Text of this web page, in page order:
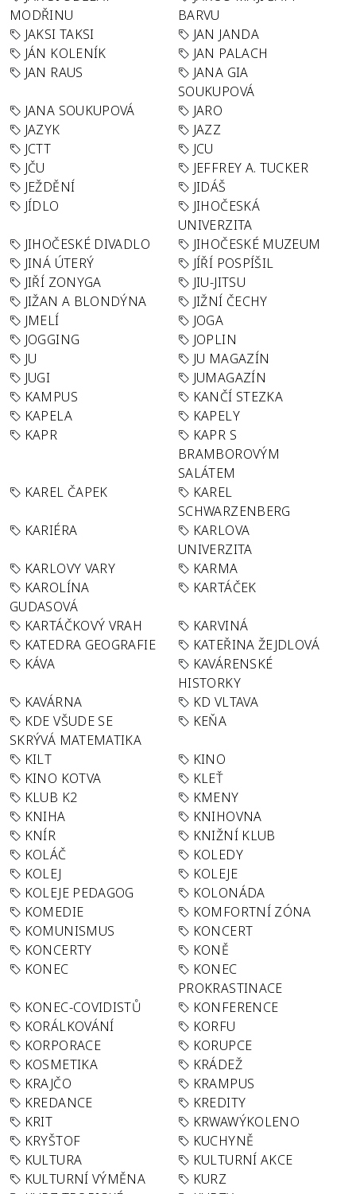
MODŘINU
BARVU
JAKSI TAKSI
JAN JANDA
JÁN KOLENÍK
JAN PALACH
JAN RAUS
JANA GIA
SOUKUPOVÁ
JANA SOUKUPOVÁ
JARO
JAZYK
JAZZ
JCTT
JCU
JČU
JEFFREY A. TUCKER
JEŽDĚNÍ
JIDÁŠ
JÍDLO
JIHOČESKÁ
UNIVERZITA
JIHOČESKÉ DIVADLO
JIHOČESKÉ MUZEUM
JINÁ ÚTERÝ
JÍŘÍ POSPÍŠIL
JIŘÍ ZONYGA
JIU-JITSU
JIŽAN A BLONDÝNA
JIŽNÍ ČECHY
JMELÍ
JOGA
JOGGING
JOPLIN
JU
JU MAGAZÍN
JUGI
JUMAGAZÍN
KAMPUS
KANČÍ STEZKA
KAPELA
KAPELY
KAPR
KAPR S
BRAMBOROVÝM
SALÁTEM
KAREL ČAPEK
KAREL
SCHWARZENBERG
KARIÉRA
KARLOVA
UNIVERZITA
KARLOVY VARY
KARMA
KAROLÍNA
GUDASOVÁ
KARTÁČEK
KARTÁČKOVÝ VRAH
KARVINÁ
KATEDRA GEOGRAFIE
KATEŘINA ŽEJDLOVÁ
KÁVA
KAVÁRENSKÉ
HISTORKY
KAVÁRNA
KD VLTAVA
KDE VŠUDE SE
SKRÝVÁ MATEMATIKA
KEŇA
KILT
KINO
KINO KOTVA
KLEŤ
KLUB K2
KMENY
KNIHA
KNIHOVNA
KNÍR
KNIŽNÍ KLUB
KOLÁČ
KOLEDY
KOLEJ
KOLEJE
KOLEJE PEDAGOG
KOLONÁDA
KOMEDIE
KOMFORTNÍ ZÓNA
KOMUNISMUS
KONCERT
KONCERTY
KONĚ
KONEC
KONEC
PROKRASTINACE
KONEC-COVIDISTŮ
KONFERENCE
KORÁLKOVÁNÍ
KORFU
KORPORACE
KORUPCE
KOSMETIKA
KRÁDEŽ
KRAJČO
KRAMPUS
KREDANCE
KREDITY
KRIT
KRWAWÝKOLENO
KRYŠTOF
KUCHYNĚ
KULTURA
KULTURNÍ AKCE
KULTURNÍ VÝMĚNA
KURZ